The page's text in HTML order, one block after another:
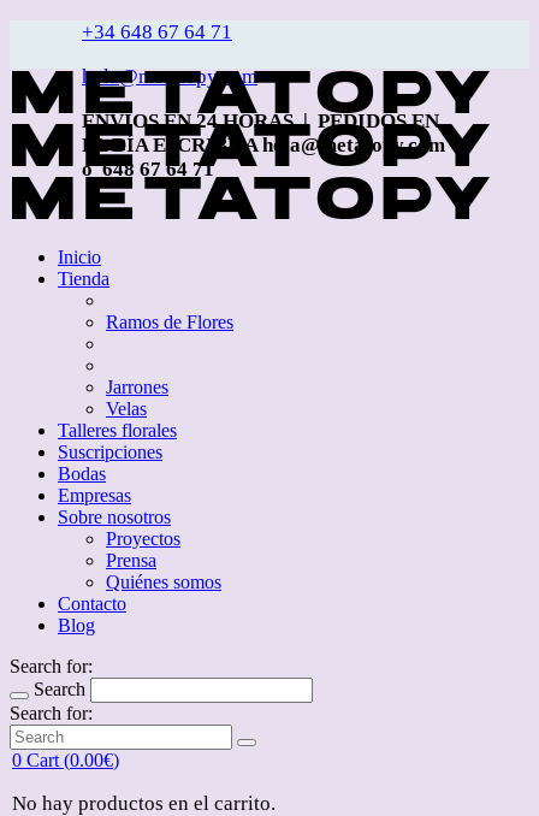
+34 648 67 64 71
hola@metatopy.com
ENVÍOS EN 24 HORAS | PEDIDOS EN
EL DÍA ESCRIBE A hola@metatopy.com
o 648 67 64 71
Inicio
Tienda
Ramos de Flores
Jarrones
Velas
Talleres florales
Suscripciones
Bodas
Empresas
Sobre nosotros
Proyectos
Prensa
Quiénes somos
Contacto
Blog
Search for:
Search
Search for:
0 Cart (0.00€)
No hay productos en el carrito.